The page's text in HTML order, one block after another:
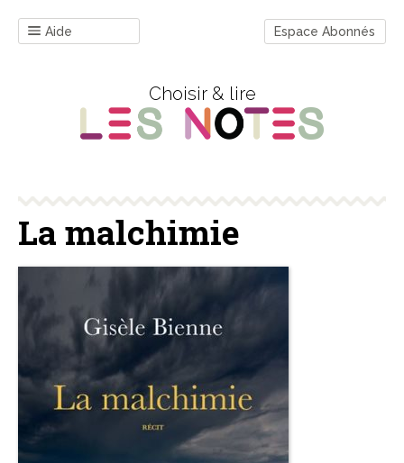
Aide Espace Abonnés
Choisir & lire
La malchimie